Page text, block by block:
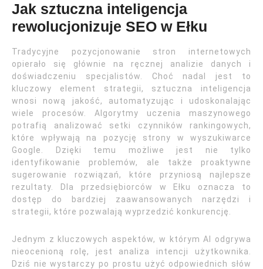
Jak sztuczna inteligencja
rewolucjonizuje SEO w Ełku
Tradycyjne pozycjonowanie stron internetowych
opierało się głównie na ręcznej analizie danych i
doświadczeniu specjalistów. Choć nadal jest to
kluczowy element strategii, sztuczna inteligencja
wnosi nową jakość, automatyzując i udoskonalając
wiele procesów. Algorytmy uczenia maszynowego
potrafią analizować setki czynników rankingowych,
które wpływają na pozycję strony w wyszukiwarce
Google. Dzięki temu możliwe jest nie tylko
identyfikowanie problemów, ale także proaktywne
sugerowanie rozwiązań, które przyniosą najlepsze
rezultaty. Dla przedsiębiorców w Ełku oznacza to
dostęp do bardziej zaawansowanych narzędzi i
strategii, które pozwalają wyprzedzić konkurencję.
Jednym z kluczowych aspektów, w którym AI odgrywa
nieocenioną rolę, jest analiza intencji użytkownika.
Dziś nie wystarczy po prostu użyć odpowiednich słów